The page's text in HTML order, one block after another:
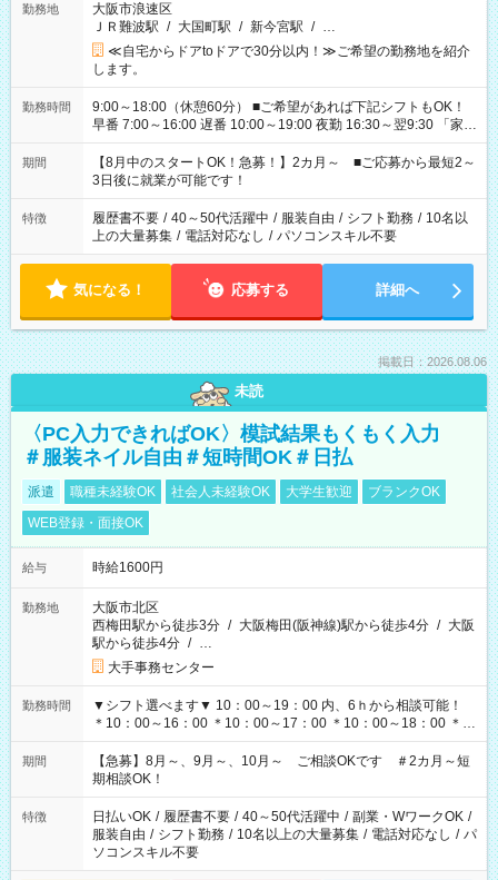
勤務地
大阪市浪速区
ＪＲ難波駅 / 大国町駅 / 新今宮駅 / …
≪自宅からドアtoドアで30分以内！≫ご希望の勤務地を紹介
します。
勤務時間
9:00～18:00（休憩60分） ■ご希望があれば下記シフトもOK！
早番 7:00～16:00 遅番 10:00～19:00 夜勤 16:30～翌9:30 「家族
と休みを合わせたい」 「余裕を持って夕飯の準備がしたい」
「できれば残業はしたくない」 など、ご希望を教えてください
ね。 ※Wワーク希望の方へ 今ご覧のお仕事で希望する勤務時間
と、もう1つのお仕事の勤務時間。 合計で週40時間を超える場
合は応募できません。
期間
【8月中のスタートOK！急募！】2カ月～ ■ご応募から最短2～
3日後に就業が可能です！
特徴 履歴書不要 / 40～50代活躍中 / 服装自由 / シフト勤務 / 10名以
上の大量募集 / 電話対応なし / パソコンスキル不要
気になる！ 応募する 詳細へ
掲載日：2026.08.06
未読
〈PC入力できればOK〉模試結果もくもく入力
＃服装ネイル自由＃短時間OK＃日払
派遣 職種未経験OK 社会人未経験OK 大学生歓迎
ブランクOK
WEB登録・面接OK
給与 時給1600円
勤務地
大阪市北区
西梅田駅から徒歩3分 / 大阪梅田(阪神線)駅から徒歩4分 / 大阪
駅から徒歩4分 / …
大手事務センター
勤務時間
▼シフト選べます▼ 10：00～19：00 内、6ｈから相談可能！
＊10：00～16：00 ＊10：00～17：00 ＊10：00～18：00 ＊
11：00～19：00 ＊12：00～19：00 ＊13：00～19：00
期間
【急募】8月～、9月～、10月～ ご相談OKです ＃2カ月～短
期相談OK！
特徴 日払いOK / 履歴書不要 / 40～50代活躍中 / 副業・WワークOK /
服装自由 / シフト勤務 / 10名以上の大量募集 / 電話対応なし / パ
ソコンスキル不要